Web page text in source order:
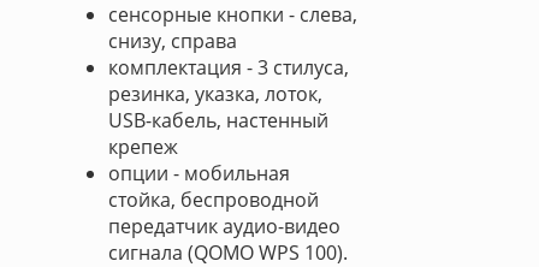
сенсорные кнопки - слева,
снизу, справа
комплектация - 3 стилуса,
резинка, указка, лоток,
USB-кабель, настенный
крепеж
опции - мобильная
стойка, беспроводной
передатчик аудио-видео
сигнала (QOMO WPS 100).